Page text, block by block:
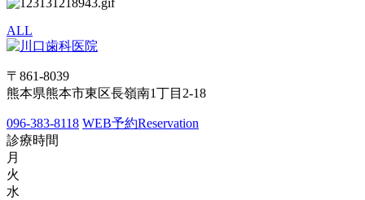
ALL
〒861-8039
熊本県熊本市東区長嶺南1丁目2-18
096-383-8118 WEB予約Reservation
診療時間
月
火
水